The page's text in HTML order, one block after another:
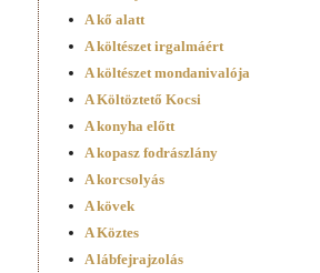
A kő alatt
A költészet irgalmáért
A költészet mondanivalója
A Költöztető Kocsi
A konyha előtt
A kopasz fodrászlány
A korcsolyás
A kövek
A Köztes
A lábfejrajzolás